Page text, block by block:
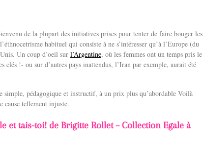
de la plupart des initiatives prises pour tenter de faire bouger les
habituel qui consiste à ne s’intéresser qu’à l’Europe (du
Un coup d’oeil sur l’Argentine, où les femmes ont un temps pris le
clés !- ou sur d’autres pays inattendus, l’Iran par exemple, aurait été
simple, pédagogique et instructif, à un prix plus qu’abordable Voilà
cause tellement injuste.
et tais-toi! de Brigitte Rollet – Collection Egale à